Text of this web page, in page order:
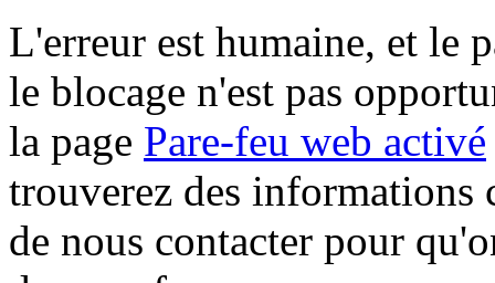
L'erreur est humaine, et le
le blocage n'est pas
la page Pare-feu web activé
trouverez des informations
de nous contacter pour